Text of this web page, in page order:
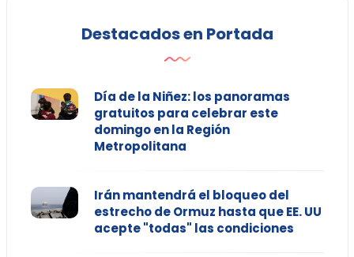
Destacados en Portada
Día de la Niñez: los panoramas
gratuitos para celebrar este
domingo en la Región
Metropolitana
Irán mantendrá el bloqueo del
estrecho de Ormuz hasta que EE. UU
acepte "todas" las condiciones